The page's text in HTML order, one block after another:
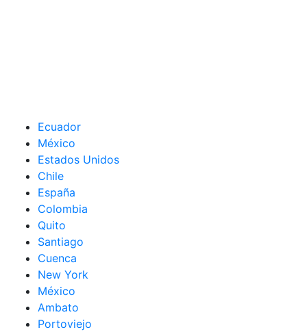
Ecuador
México
Estados Unidos
Chile
España
Colombia
Quito
Santiago
Cuenca
New York
México
Ambato
Portoviejo